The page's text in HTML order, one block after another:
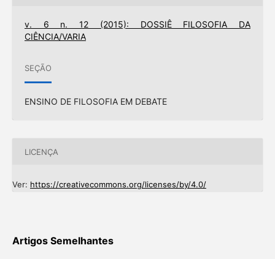
v. 6 n. 12 (2015): DOSSIÊ FILOSOFIA DA
CIÊNCIA/VARIA
SEÇÃO
ENSINO DE FILOSOFIA EM DEBATE
LICENÇA
Ver: https://creativecommons.org/licenses/by/4.0/
Artigos Semelhantes